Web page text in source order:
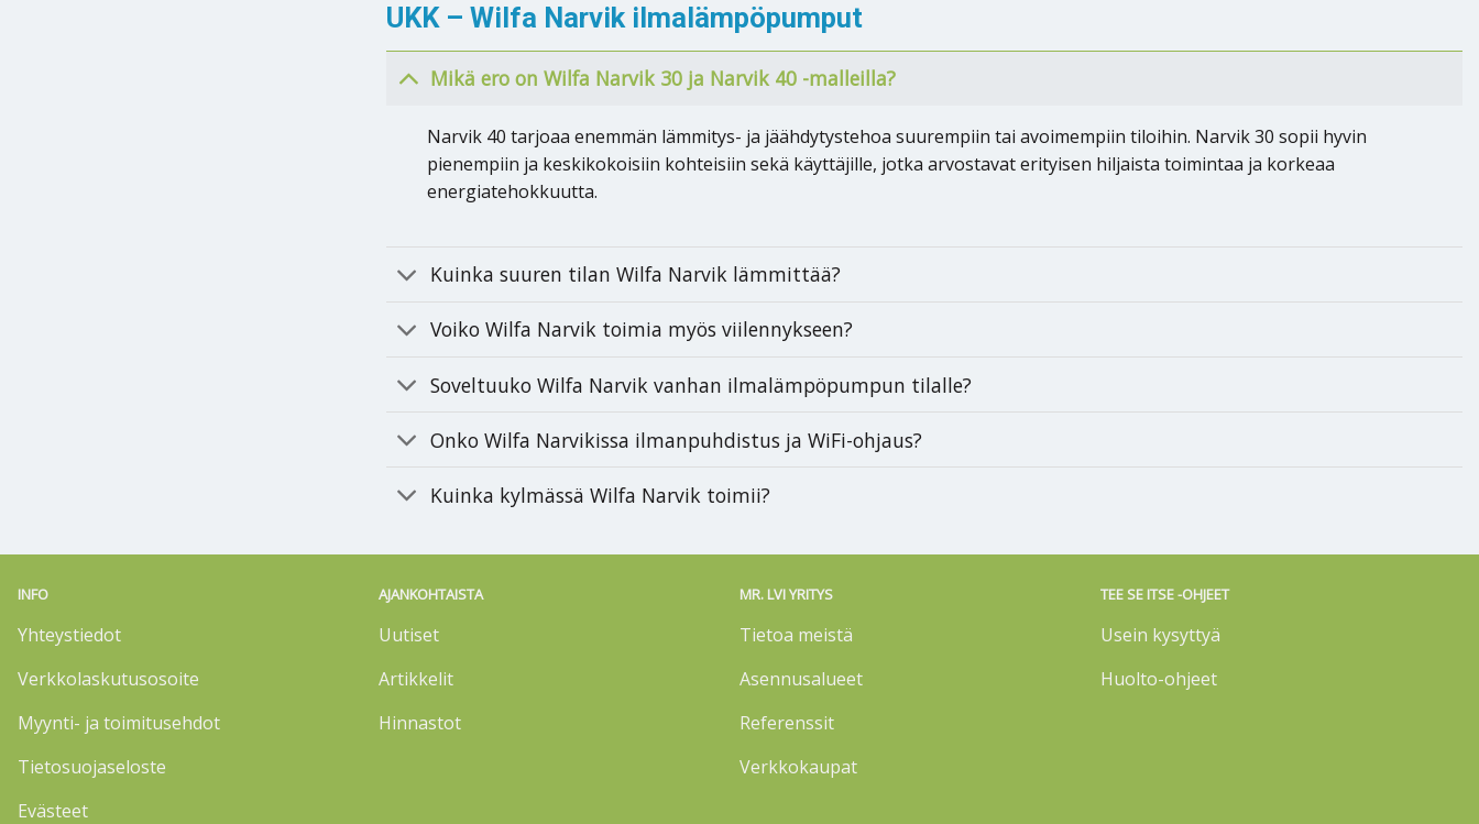
UKK – Wilfa Narvik ilmalämpöpumput
Mikä ero on Wilfa Narvik 30 ja Narvik 40 -malleilla?
Narvik 40 tarjoaa enemmän lämmitys- ja jäähdytystehoa suurempiin tai avoimempiin tiloihin. Narvik 30 sopii hyvin
pienempiin ja keskikokoisiin kohteisiin sekä käyttäjille, jotka arvostavat erityisen hiljaista toimintaa ja korkeaa
energiatehokkuutta.
Kuinka suuren tilan Wilfa Narvik lämmittää?
Voiko Wilfa Narvik toimia myös viilennykseen?
Soveltuuko Wilfa Narvik vanhan ilmalämpöpumpun tilalle?
Onko Wilfa Narvikissa ilmanpuhdistus ja WiFi-ohjaus?
Kuinka kylmässä Wilfa Narvik toimii?
INFO
Yhteystiedot
Verkkolaskutusosoite
Myynti- ja toimitusehdot
Tietosuojaseloste
Evästeet
AJANKOHTAISTA
Uutiset
Artikkelit
Hinnastot
MR. LVI YRITYS
Tietoa meistä
Asennusalueet
Referenssit
Verkkokaupat
TEE SE ITSE -OHJEET
Usein kysyttyä
Huolto-ohjeet